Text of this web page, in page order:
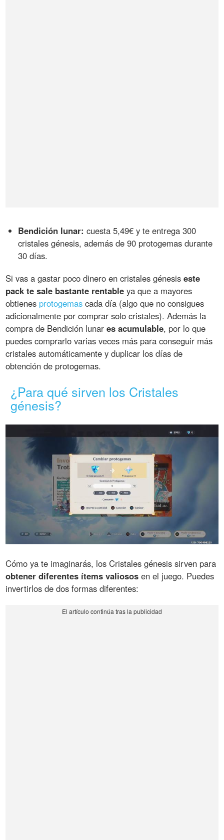
Bendición lunar: cuesta 5,49€ y te entrega 300
cristales génesis, además de 90 protogemas durante
30 días.
Si vas a gastar poco dinero en cristales génesiseste
pack te sale bastante rentable ya que a mayores
obtienes protogemas cada día (algo que no consigues
adicionalmente por comprar solo cristales). Además la
compra de Bendición lunares acumulable, por lo que
puedes comprarlo varias veces más para conseguir más
cristales automáticamente y duplicar los días de
obtención de protogemas.
¿Para qué sirven los Cristales
génesis?
Cómo ya te imaginarás, los Cristales génesis sirven para
obtener diferentes ítems valiosos en el juego. Puedes
invertirlos de dos formas diferentes: